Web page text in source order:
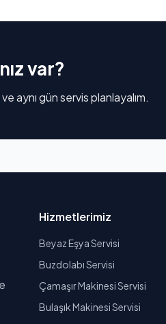
var?
aynı gün servis planlayalım.
Hizmetlerimiz
Beyaz Eşya Servisi
Buzdolabı Servisi
Çamaşır Makinesi Servisi
Bulaşık Makinesi Servisi